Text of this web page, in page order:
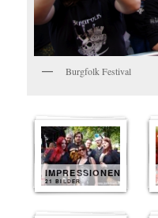
Burgfolk Festival
IMPRESSIONEN
21 BILDER